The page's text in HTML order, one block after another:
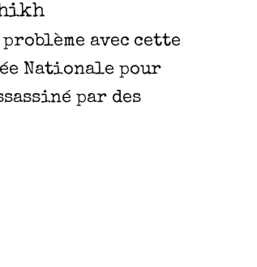
avec cette
Nationale pour
par des